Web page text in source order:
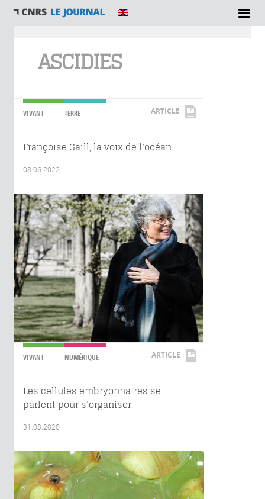
ASCIDIES
VIVANT TERRE ARTICLE
Françoise Gaill, la voix de l’océan
08.06.2022
VIVANT NUMÉRIQUE ARTICLE
Les cellules embryonnaires se
parlent pour s’organiser
31.08.2020